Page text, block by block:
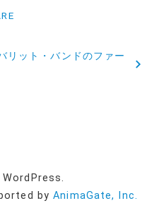
リット・バンドのファー
byAnimaGate, Inc.